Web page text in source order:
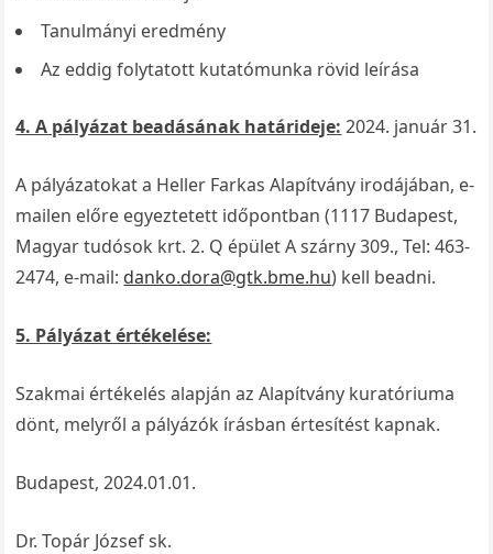
Tanulmányi eredmény
Az eddig folytatott kutatómunka rövid leírása
4. A pályázat beadásának határideje: 2024. január 31.
A pályázatokat a Heller Farkas Alapítvány irodájában, e-
mailen előre egyeztetett időpontban (1117 Budapest,
Magyar tudósok krt. 2. Q épület A szárny 309., Tel: 463-
2474, e-mail: danko.dora@gtk.bme.hu) kell beadni.
5. Pályázat értékelése:
Szakmai értékelés alapján az Alapítvány kuratóriuma
dönt, melyről a pályázók írásban értesítést kapnak.
Budapest, 2024.01.01.
Dr. Topár József sk.